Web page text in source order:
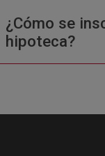
¿Cómo se
hipoteca?